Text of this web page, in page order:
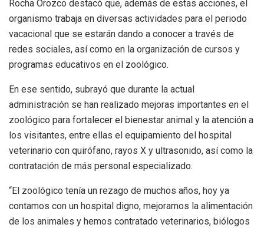
Rocha Orozco destacó que, además de estas acciones, el
organismo trabaja en diversas actividades para el periodo
vacacional que se estarán dando a conocer a través de
redes sociales, así como en la organización de cursos y
programas educativos en el zoológico.
En ese sentido, subrayó que durante la actual
administración se han realizado mejoras importantes en el
zoológico para fortalecer el bienestar animal y la atención a
los visitantes, entre ellas el equipamiento del hospital
veterinario con quirófano, rayos X y ultrasonido, así como la
contratación de más personal especializado.
“El zoológico tenía un rezago de muchos años, hoy ya
contamos con un hospital digno, mejoramos la alimentación
de los animales y hemos contratado veterinarios, biólogos